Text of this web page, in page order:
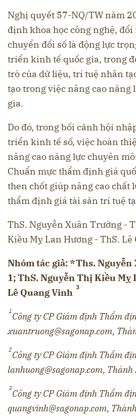
Nghị quyết 57-NQ/TW năm
định khoa học công nghệ, đổi
chuyển đổi số là động lực
triển kinh tế quốc gia, trong
trò của dữ liệu, trí tuệ nhân
tạo trong việc nâng cao năng
gia.
Do đó, trong bối cảnh hội
triển kinh tế số, việc hoàn
nâng cao năng lực chuyên
Chuẩn mực thẩm định giá
then chốt giúp nâng cao chất
thẩm định giá tài sản trí tuệ
ThS. Nguyễn Xuân Trường -
Kiều Mỵ Lan Hương - ThS. Lê
Nhóm tác giả: *Ths. Nguyễn
1;ThS. Nguyễn Thị Kiều Mỵ
Lê Quang Vinh 3
1Công ty CP Giám định Thẩm
xuantruong@sagonap.com,
2Công ty CP Giám định Thẩm
lanhuong@sagonap.com,
3Công ty CP Giám định Thẩm
quangvinh@sagonap.com,